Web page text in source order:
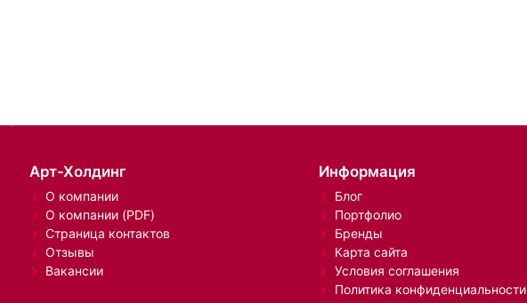
Арт-Холдинг
О компании
О компании (PDF)
Страница контактов
Отзывы
Вакансии
Информация
Блог
Портфолио
Бренды
Карта сайта
Условия соглашения
Политика конфиденциальности